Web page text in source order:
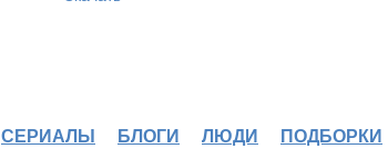
СЕРИАЛЫ БЛОГИ ЛЮДИ ПОДБОРКИ